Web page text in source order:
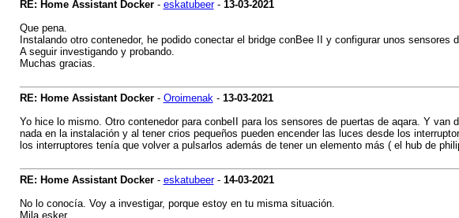
RE: Home Assistant Docker- eskatubeer- 13-03-2021
Que pena.
Instalando otro contenedor, he podido conectar el bridge conBee II y configurar unos
A seguir investigando y probando.
Muchas gracias.
RE: Home Assistant Docker- Oroimenak- 13-03-2021
Yo hice lo mismo. Otro contenedor para conbeII para los sensores de puertas de aqara. Y
nada en la instalación y al tener crios pequeños pueden encender las luces desde los
los interruptores tenía que volver a pulsarlos además de tener un elemento más ( el hub de
RE: Home Assistant Docker- eskatubeer- 14-03-2021
No lo conocía. Voy a investigar, porque estoy en tu misma situación.
Mila esker.